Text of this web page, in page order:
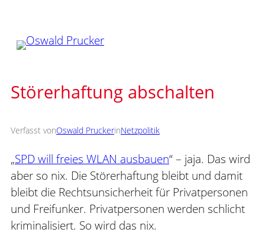
springen
Störerhaftung abschalten
Verfasst vonOswald PruckerinNetzpolitik
„SPD will freies WLAN ausbauen“ – jaja. Das wird
aber so nix. Die Störerhaftung bleibt und damit
bleibt die Rechtsunsicherheit für Privatpersonen
und Freifunker. Privatpersonen werden schlicht
kriminalisiert. So wird das nix.